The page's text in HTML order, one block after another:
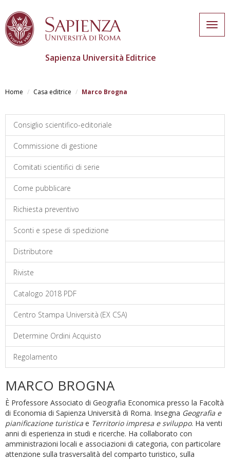
main
Sapienza Università Editrice
Home Casa editrice Marco Brogna
Consiglio scientifico-editoriale
Commissione di gestione
Comitati scientifici di serie
Come pubblicare
Richiesta preventivo
Sconti e spese di spedizione
Distributore
Riviste
Catalogo 2018 PDF
Centro Stampa Università (EX CSA)
Determine Ordini Acquisto
Regolamento
MARCO BROGNA
È Professore Associato di Geografia Economica presso la Facoltà
di Economia di Sapienza Università di Roma. Insegna Geografia e
pianificazione turistica e Territorio impresa e sviluppo. Ha venti
anni di esperienza in studi e ricerche. Ha collaborato con
amministrazioni locali e associazioni di categoria, con particolare
attenzione sulla trasversalità del comparto turistico, sulla